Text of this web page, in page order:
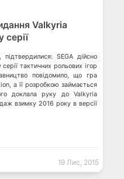
Valkyria
серії
SEGA дійсно
тактичних рольових ігор
повідомило, що гра
а її розробкою займається
доклала руку до Valkyria
взимку 2016 року в версії
19 Лис, 2015